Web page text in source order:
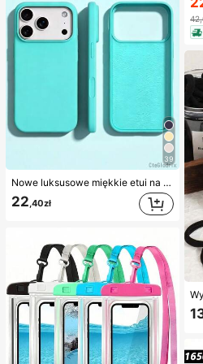
39
Nowe luksusowe miękkie etui na telefon w kolorze beżowym, odporne na wstrząsy, kompatybilne z 17 16 15 Pro 14 Plus 13 12 11 17 Pro Max Air XR XS Max X/XS 7/8 Plus 7/8, antypoślizgowa gładka osłona ochronna, wytrzymała konstrukcja, materiał przyjazny dla skóry
22,40zł